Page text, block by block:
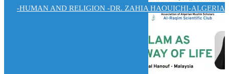
HUMAN AND RELIGION -DR. ZAHIA HAOUICHI-ALGERIA-